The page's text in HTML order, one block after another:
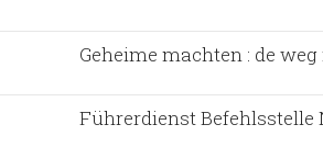
Geheime machten : de
Führerdienst Befehlsstelle